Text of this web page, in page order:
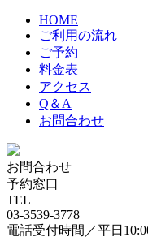
HOME
ご利用の流れ
ご予約
料金表
アクセス
Q＆A
お問合わせ
お問合わせ
予約窓口
TEL
03-3539-3778
電話受付時間／平日